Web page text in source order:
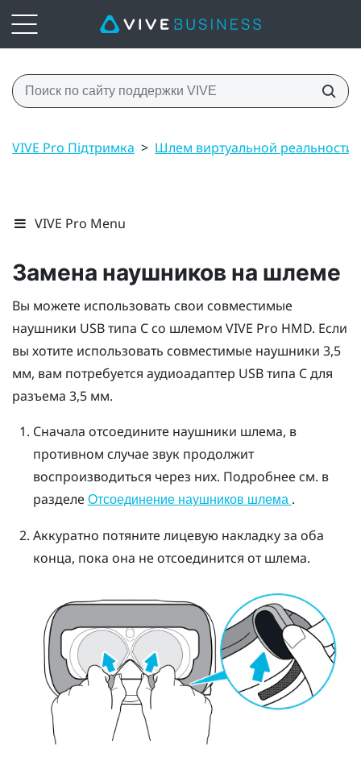
VIVE Pro Підтримка > Шлем виртуальной
VIVE Pro Menu
Замена наушников на шлеме
Вы можете использовать свои совместимые
наушники USB типа Cсо шлемом VIVE Pro HMD. Если
вы хотите использовать совместимые наушники 3,5
мм, вам потребуется аудиоадаптер USB типа Cдля
разъема 3,5 мм.
Сначала отсоедините наушники шлема, в
противном случае звук продолжит
воспроизводиться через них. Подробнее см. в
разделе Отсоединение наушников шлема .
Аккуратно потяните лицевую накладку за оба
конца, пока она не отсоединится от шлема.